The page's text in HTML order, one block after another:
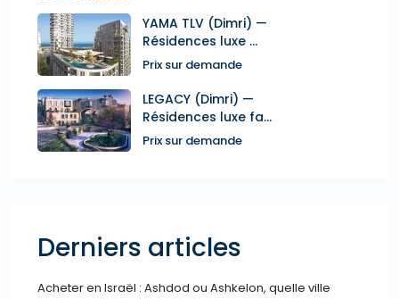
YAMA TLV (Dimri) —
Résidences luxe ...
Prix sur demande
LEGACY (Dimri) —
Résidences luxe fa...
Prix sur demande
Derniers articles
Acheter en Israël : Ashdod ou Ashkelon, quelle ville